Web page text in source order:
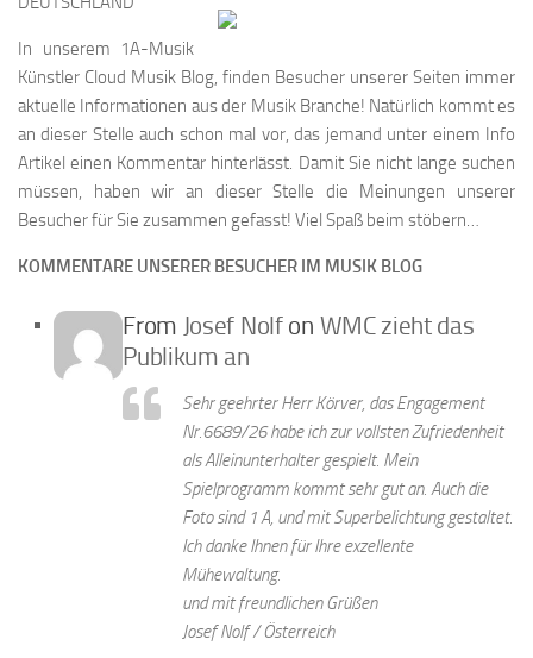
In unserem 1A-Musik
Künstler Cloud Musik Blog, finden Besucher unserer Seiten immer
aktuelle Informationen aus der Musik Branche! Natürlich kommt es
an dieser Stelle auch schon mal vor, das jemand unter einem Info
Artikel einen Kommentar hinterlässt. Damit Sie nicht lange suchen
müssen, haben wir an dieser Stelle die Meinungen unserer
Besucher für Sie zusammen gefasst! Viel Spaß beim stöbern…
KOMMENTARE UNSERER BESUCHER IM MUSIK BLOG
From Josef Nolfon WMC zieht das
Publikum an
Sehr geehrter Herr Körver, das Engagement
Nr.6689/26 habe ich zur vollsten Zufriedenheit
als Alleinunterhalter gespielt. Mein
Spielprogramm kommt sehr gut an. Auch die
Foto sind 1 A, und mit Superbelichtung gestaltet.
Ich danke Ihnen für Ihre exzellente
Mühewaltung.
und mit freundlichen Grüßen
Josef Nolf / Österreich